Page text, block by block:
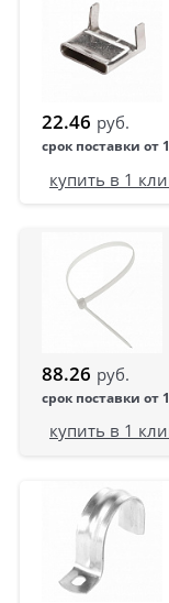
22.46 руб.
срок поставки от
купить в 1
88.26 руб.
срок поставки от
купить в 1